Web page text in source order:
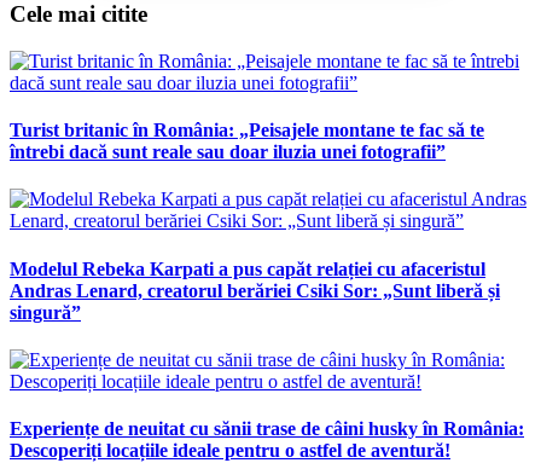
Cele mai citite
Turist britanic în România: „Peisajele montane te fac să te
întrebi dacă sunt reale sau doar iluzia unei fotografii”
Modelul Rebeka Karpati a pus capăt relației cu afaceristul
Andras Lenard, creatorul berăriei Csiki Sor: „Sunt liberă și
singură”
Experiențe de neuitat cu sănii trase de câini husky în România:
Descoperiți locațiile ideale pentru o astfel de aventură!